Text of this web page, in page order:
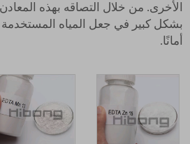
بشكل كبير في جعل المياه المستخدمة
أمانًا.